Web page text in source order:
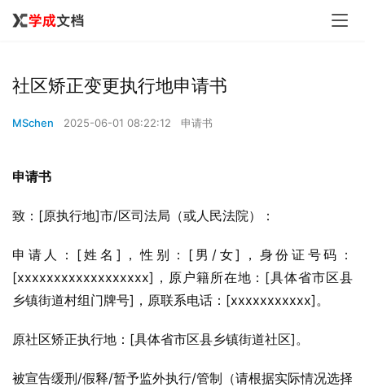
社区矫正变更执行地申请书
MSchen 2025-06-01 08:22:12 申请书
申请书
致：[原执行地]市/区司法局（或人民法院）：
申请人：[姓名]，性别：[男/女]，身份证号码：
[xxxxxxxxxxxxxxxxxx]，原户籍所在地：[具体省市区县
乡镇街道村组门牌号]，原联系电话：[xxxxxxxxxxx]。
原社区矫正执行地：[具体省市区县乡镇街道社区]。
被宣告缓刑/假释/暂予监外执行/管制（请根据实际情况选择